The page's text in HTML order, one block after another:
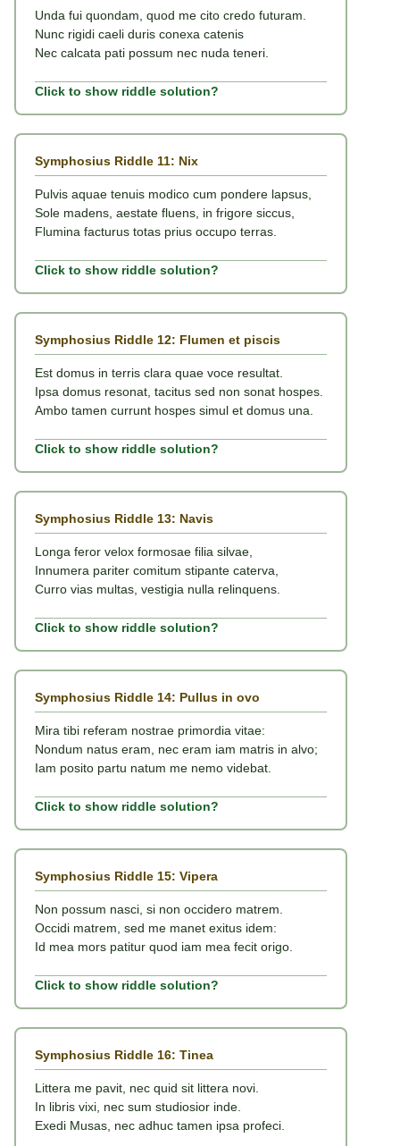
Unda fui quondam, quod me cito credo futuram.
Nunc rigidi caeli duris conexa catenis
Nec calcata pati possum nec nuda teneri.
Click to show riddle solution?
Symphosius Riddle 11: Nix
Pulvis aquae tenuis modico cum pondere lapsus,
Sole madens, aestate fluens, in frigore siccus,
Flumina facturus totas prius occupo terras.
Click to show riddle solution?
Symphosius Riddle 12: Flumen et piscis
Est domus in terris clara quae voce resultat.
Ipsa domus resonat, tacitus sed non sonat hospes.
Ambo tamen currunt hospes simul et domus una.
Click to show riddle solution?
Symphosius Riddle 13: Navis
Longa feror velox formosae filia silvae,
Innumera pariter comitum stipante caterva,
Curro vias multas, vestigia nulla relinquens.
Click to show riddle solution?
Symphosius Riddle 14: Pullus in ovo
Mira tibi referam nostrae primordia vitae:
Nondum natus eram, nec eram iam matris in alvo;
Iam posito partu natum me nemo videbat.
Click to show riddle solution?
Symphosius Riddle 15: Vipera
Non possum nasci, si non occidero matrem.
Occidi matrem, sed me manet exitus idem:
Id mea mors patitur quod iam mea fecit origo.
Click to show riddle solution?
Symphosius Riddle 16: Tinea
Littera me pavit, nec quid sit littera novi.
In libris vixi, nec sum studiosior inde.
Exedi Musas, nec adhuc tamen ipsa profeci.